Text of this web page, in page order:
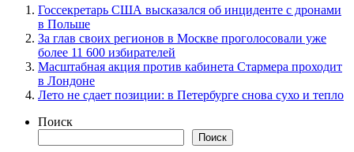
Госсекретарь США высказался об инциденте с дронами
в Польше
За глав своих регионов в Москве проголосовали уже
более 11 600 избирателей
Масштабная акция против кабинета Стармера проходит
в Лондоне
Лето не сдает позиции: в Петербурге снова сухо и тепло
Поиск
Поиск